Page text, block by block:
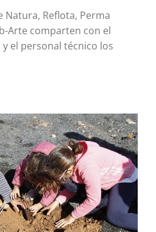
Natura, Reflota, Perma
Arte comparten con el
el personal técnico los